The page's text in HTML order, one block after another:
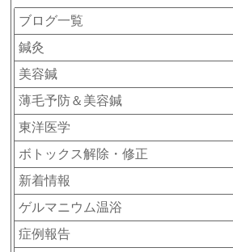
ブログ一覧
鍼灸
美容鍼
薄毛予防＆美容鍼
東洋医学
ボトックス解除・修正
新着情報
ゲルマニウム温浴
症例報告